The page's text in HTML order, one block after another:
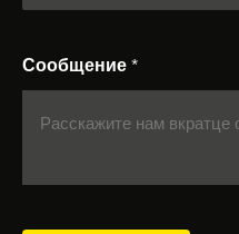
Сообщение*